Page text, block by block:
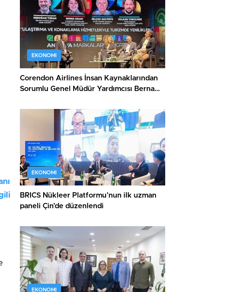
EKONOMI
Corendon Airlines İnsan Kaynaklarından
Sorumlu Genel Müdür Yardımcısı Berna
turizmin geleceğine yapılan yatırımdır”
EKONOMI
BRICS Nükleer Platformu’nun ilk uzman
paneli Çin’de düzenlendi
EKONOMI